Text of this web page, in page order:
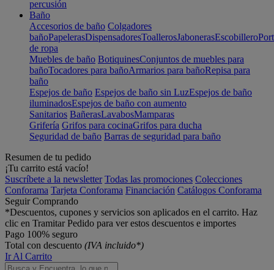
percusión
Baño
Accesorios de baño Colgadores
bañoPapelerasDispensadoresToallerosJabonerasEscobillero
de ropa
Muebles de baño BotiquinesConjuntos de muebles para
bañoTocadores para bañoArmarios para bañoRepisa para
baño
Espejos de baño Espejos de baño sin LuzEspejos de baño
iluminadosEspejos de baño con aumento
Sanitarios BañerasLavabosMamparas
Grifería Grifos para cocinaGrifos para ducha
Seguridad de baño Barras de seguridad para baño
Resumen de tu pedido
¡Tu carrito está vacío!
Suscríbete a la newsletter Todas las promociones Colecciones
Conforama Tarjeta Conforama Financiación Catálogos Conforama
Seguir Comprando
*Descuentos, cupones y servicios son aplicados en el carrito. Haz
clic en Tramitar Pedido para ver estos descuentos e importes
Pago 100% seguro
Total con descuento (IVA incluido*)
Ir Al Carrito